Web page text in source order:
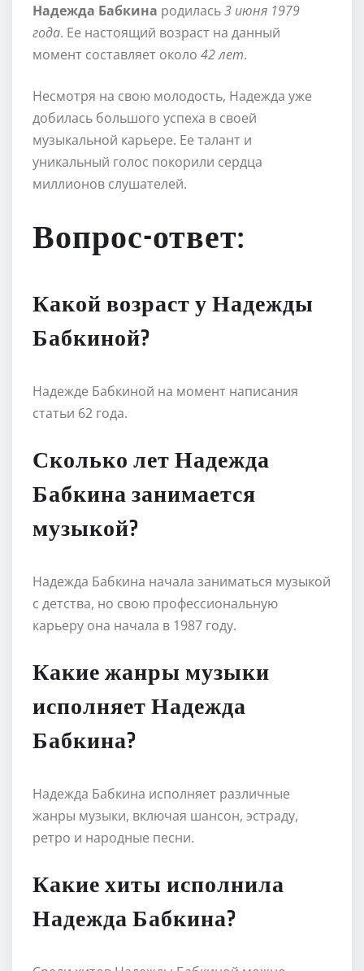
Надежда Бабкина родилась3 июня 1979
года. Ее настоящий возраст на данный
момент составляет около 42 лет.
Несмотря на свою молодость, Надежда уже
добилась большого успеха в своей
музыкальной карьере. Ее талант и
уникальный голос покорили сердца
миллионов слушателей.
Вопрос-ответ:
Какой возраст у Надежды
Бабкиной?
Надежде Бабкиной на момент написания
статьи 62 года.
Сколько лет Надежда
Бабкина занимается
музыкой?
Надежда Бабкина начала заниматься музыкой
с детства, но свою профессиональную
карьеру она начала в 1987 году.
Какие жанры музыки
исполняет Надежда
Бабкина?
Надежда Бабкина исполняет различные
жанры музыки, включая шансон, эстраду,
ретро и народные песни.
Какие хиты исполнила
Надежда Бабкина?